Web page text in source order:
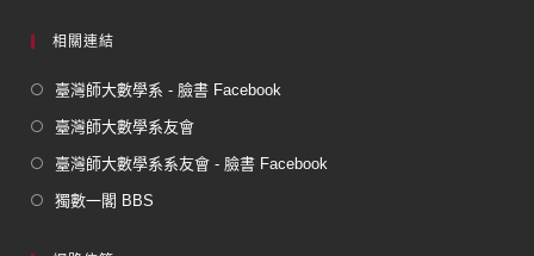
相關連結
臺灣師大數學系 - 臉書 Facebook
臺灣師大數學系友會
臺灣師大數學系系友會 - 臉書 Facebook
獨數一閣 BBS